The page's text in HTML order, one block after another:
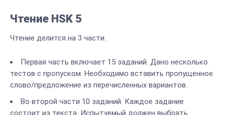
Чтение HSK 5
Чтение делится на 3 части.
Первая часть включает 15 заданий. Дано несколько
тестов с пропуском. Необходимо вставить пропущенное
слово/предложение из перечисленных вариантов.
Во второй части 10 заданий. Каждое задание
состоит из текста. Испытуемый должен выбрать